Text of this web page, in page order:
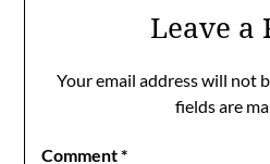
Leave a
Your email address will not
fields are
Comment*